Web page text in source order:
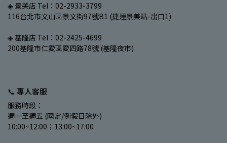
◈ 景美店 Tel：02-2933-3799
116台北市文山區景文街97號B1 (捷運景美站-出口1)
◈ 基隆店 Tel：02-2425-4699
200基隆市仁愛區愛四路78號 (基隆夜市)
📞 專人客服
服務時段：
週一至週五 (國定/例假日除外)
10:00~12:00；13:00~17:00